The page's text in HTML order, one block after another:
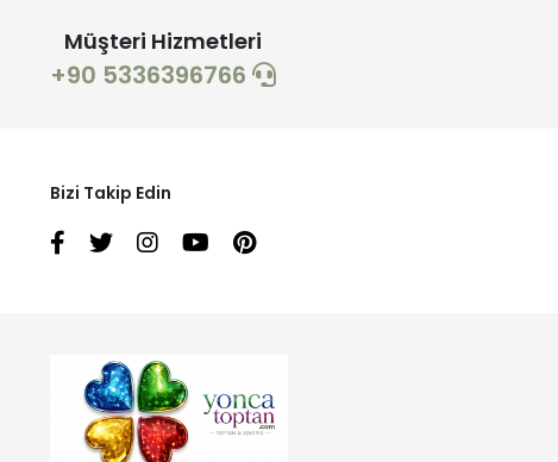
Müşteri Hizmetleri
+90 5336396766
Bizi Takip Edin